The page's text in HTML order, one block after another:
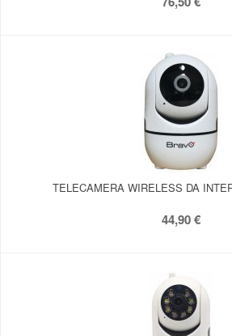
TELECAMERA WIRELESS DA
44,90 €